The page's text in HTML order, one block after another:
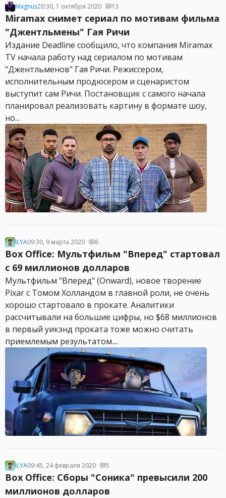
Magnus20:30, 1 октября 2020 13
Miramax снимет сериал по мотивам фильма
"Джентльмены" Гая Ричи
Издание Deadline сообщило, что компания Miramax
TV начала работу над сериалом по мотивам
"Джентльменов" Гая Ричи. Режиссером,
исполнительным продюсером и сценаристом
выступит сам Ричи. Постановщик с самого начала
планировал реализовать картину в формате шоу,
но...
ILYA09:30, 9 марта 2020 6
Box Office: Мультфильм "Вперед" стартовал
с 69 миллионов долларов
Мультфильм "Вперед" (Onward), новое творение
Pixar с Томом Холландом в главной роли, не очень
хорошо стартовало в прокате. Аналитики
рассчитывали на большие цифры, но $68 миллионов
в первый уикэнд проката тоже можно считать
приемлемым результатом....
ILYA09:45, 24 февраля 2020 5
Box Office: Сборы "Соника" превысили 200
миллионов долларов